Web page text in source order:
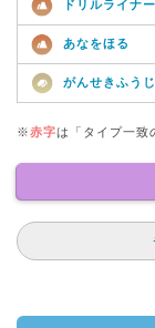
ドリルライナー
あなをほる
がんせきふうじ
※赤字は「タイプ一致